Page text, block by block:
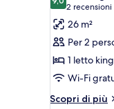
&
Snack,
Smoke
Free)
foto
per
Camera
Business,
1
letto
king,
9,0 su 10
2 recensioni
(2
recensioni)
26 m²
Per 2
1 letto king
Wi-Fi
Scopri di più
Altri